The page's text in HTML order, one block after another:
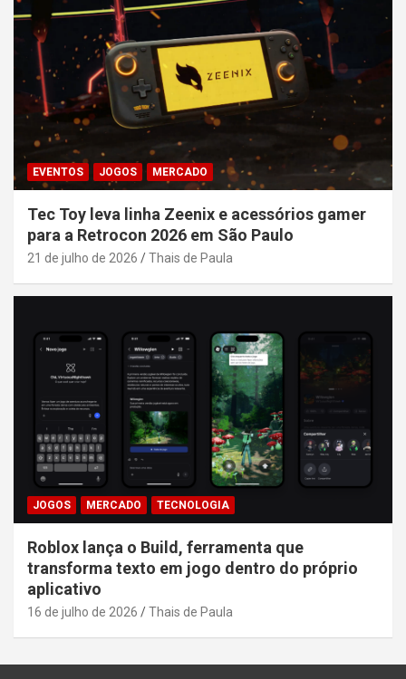
EVENTOS JOGOS MERCADO
Tec Toy leva linha Zeenix e acessórios gamer
para a Retrocon 2026 em São Paulo
21 de julho de 2026 Thais de Paula
JOGOS MERCADO TECNOLOGIA
Roblox lança o Build, ferramenta que
transforma texto em jogo dentro do próprio
aplicativo
16 de julho de 2026 Thais de Paula